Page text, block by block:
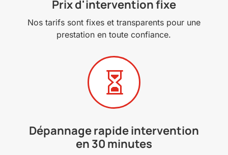
Prix d'intervention fixe
Nos tarifs sont fixes et transparents pour une
prestation en toute confiance.

Dépannage rapide intervention
en 30 minutes